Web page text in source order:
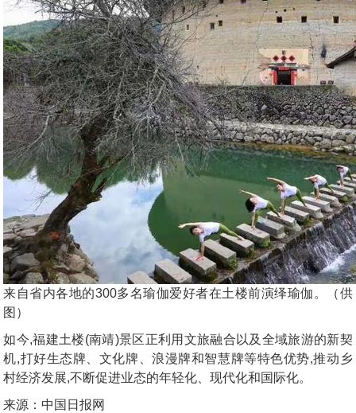
来自省内各地的300多名瑜伽爱好者在土楼前演绎瑜伽。（供
图）
如今,福建土楼(南靖)景区正利用文旅融合以及全域旅游的新契
机,打好生态牌、文化牌、浪漫牌和智慧牌等特色优势,推动乡
村经济发展,不断促进业态的年轻化、现代化和国际化。
来源：中国日报网